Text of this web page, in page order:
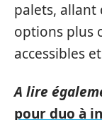
palets, allant
options plus
accessibles
A lire
pour duo à